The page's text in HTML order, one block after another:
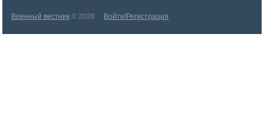
Военный вестник © 2026 Войти/Регистрация